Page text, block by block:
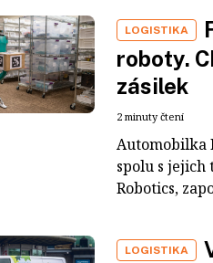
LOGISTIKA
roboty.
zásilek
2 minuty čtení
Automobilka
spolu s
Robotics,
LOGISTIKA